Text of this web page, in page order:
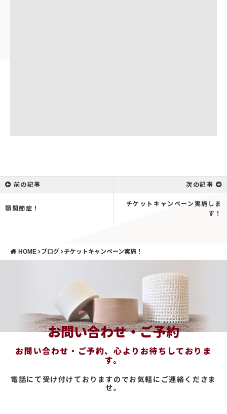
前の記事
顎関節症！
次の記事
チケットキャンペーン実施しま
す！
HOME ブログ チケットキャンペーン実施！
お問い合わせ・ご予約
お問い合わせ・ご予約、心よりお待ちしておりま
す。
電話にて受け付けておりますのでお気軽にご連絡くださま
せ。